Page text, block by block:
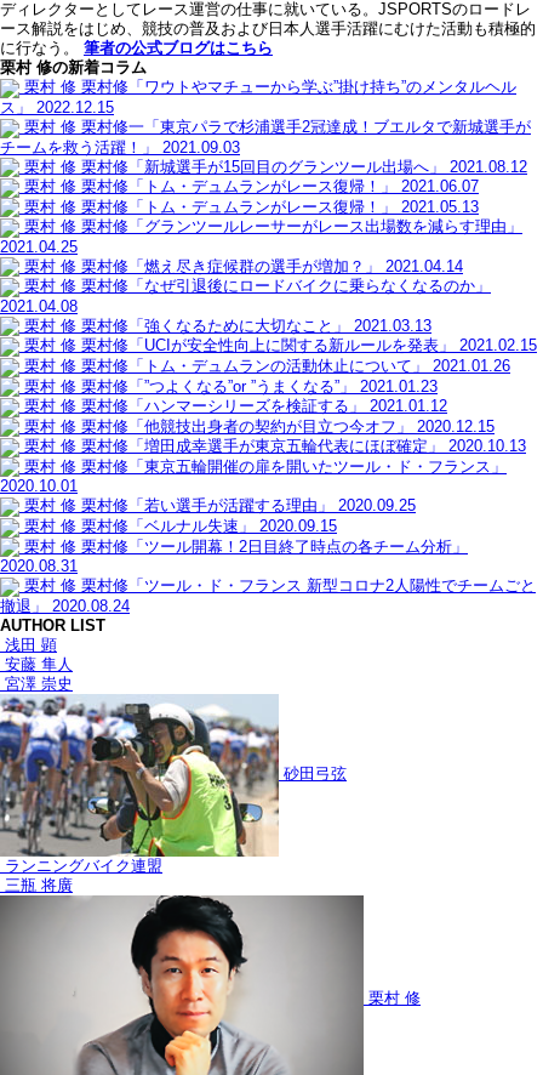
ディレクターとしてレース運営の仕事に就いている。JSPORTSのロードレ
ース解説をはじめ、競技の普及および日本人選手活躍にむけた活動も積極的
に行なう。 筆者の公式ブログはこちら
栗村 修の新着コラム
栗村 修 栗村修「ワウトやマチューから学ぶ”掛け持ち”のメンタルヘル
ス」
2022.12.15
栗村 修 栗村修一「東京パラで杉浦選手2冠達成！ブエルタで新城選手が
チームを救う活躍！」
2021.09.03
栗村 修 栗村修「新城選手が15回目のグランツール出場へ」
2021.08.12
栗村 修 栗村修「トム・デュムランがレース復帰！」
2021.06.07
栗村 修 栗村修「トム・デュムランがレース復帰！」
2021.05.13
栗村 修 栗村修「グランツールレーサーがレース出場数を減らす理由」
2021.04.25
栗村 修 栗村修「燃え尽き症候群の選手が増加？」
2021.04.14
栗村 修 栗村修「なぜ引退後にロードバイクに乗らなくなるのか」
2021.04.08
栗村 修 栗村修「強くなるために大切なこと」
2021.03.13
栗村 修 栗村修「UCIが安全性向上に関する新ルールを発表」
2021.02.15
栗村 修 栗村修「トム・デュムランの活動休止について」
2021.01.26
栗村 修 栗村修「”つよくなる”or ”うまくなる”」
2021.01.23
栗村 修 栗村修「ハンマーシリーズを検証する」
2021.01.12
栗村 修 栗村修「他競技出身者の契約が目立つ今オフ」
2020.12.15
栗村 修 栗村修「増田成幸選手が東京五輪代表にほぼ確定」
2020.10.13
栗村 修 栗村修「東京五輪開催の扉を開いたツール・ド・フランス」
2020.10.01
栗村 修 栗村修「若い選手が活躍する理由」
2020.09.25
栗村 修 栗村修「ベルナル失速」
2020.09.15
栗村 修 栗村修「ツール開幕！2日目終了時点の各チーム分析」
2020.08.31
栗村 修 栗村修「ツール・ド・フランス 新型コロナ2人陽性でチームごと
撤退」
2020.08.24
AUTHOR LIST
浅田 顕
安藤 隼人
宮澤 崇史
砂田弓弦
ランニングバイク連盟
三瓶 将廣
栗村 修